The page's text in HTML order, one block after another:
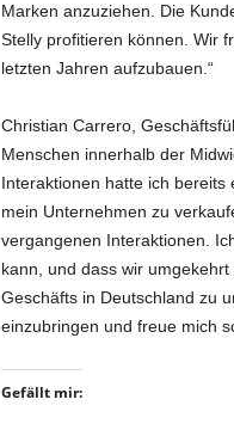
Marken anzuziehen. Die
Stelly profitieren können. Wir
letzten Jahren aufzubauen.“
Christian Carrero,
Menschen innerhalb der
Interaktionen hatte ich bereits
mein Unternehmen zu
vergangenen Interaktionen.
kann, und dass wir
Geschäfts in Deutschland zu
einzubringen und freue mich
Gefällt mir: